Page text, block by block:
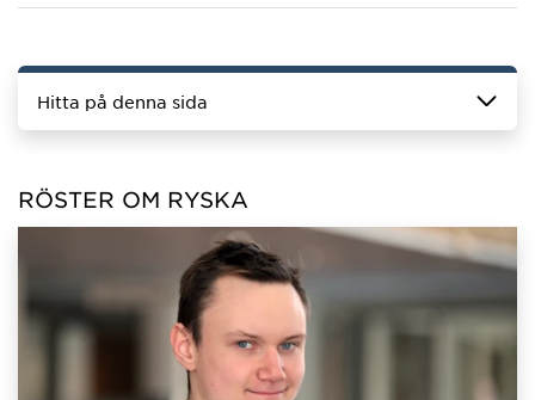
Hitta på denna sida
RÖSTER OM RYSKA